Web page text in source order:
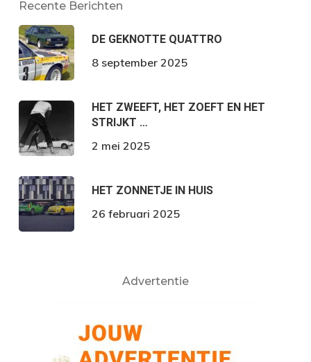
Recente Berichten
DE GEKNOTTE QUATTRO
8 september 2025
HET ZWEEFT, HET ZOEFT EN HET
STRIJKT …
2 mei 2025
HET ZONNETJE IN HUIS
26 februari 2025
Advertentie